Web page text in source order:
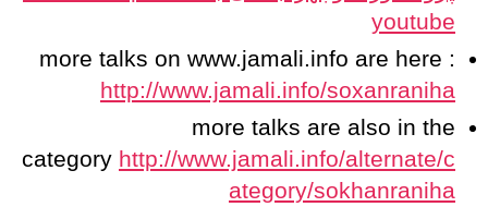
youtube
more talks on www.jamali.info are here :
http://www.jamali.info/soxanraniha
more talks are also in the
category http://www.jamali.info/alternate/c
ategory/sokhanraniha